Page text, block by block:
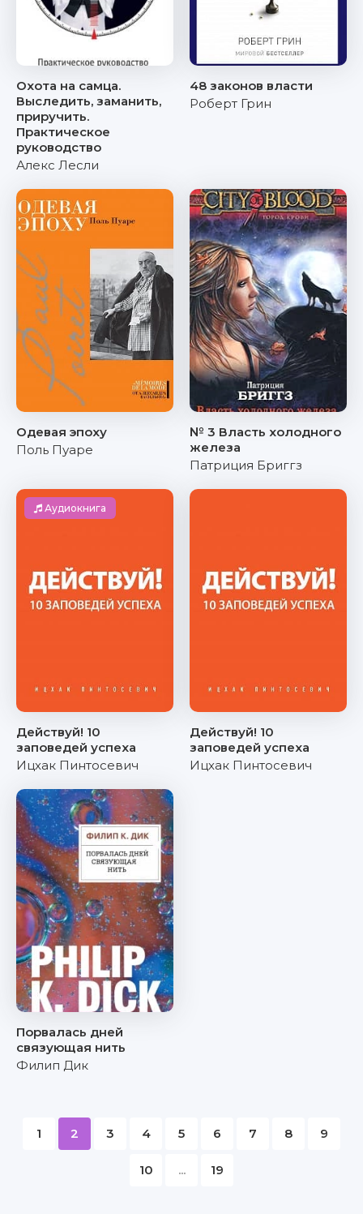
Охота на самца.
Выследить, заманить,
приручить.
Практическое
руководство
Алекс Лесли
48 законов власти
Роберт Грин
Одевая эпоху
Поль Пуаре
№ 3 Власть холодного
железа
Патриция Бриггз
Аудиокнига
Действуй! 10
заповедей успеха
Ицхак Пинтосевич
Действуй! 10
заповедей успеха
Ицхак Пинтосевич
Порвалась дней
связующая нить
Филип Дик
1 2 3 4 5 6 7 8 9
10 ... 19